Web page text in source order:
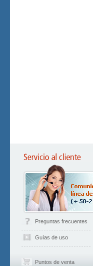
Preguntas frecuentes
Guías de uso
Puntos de venta